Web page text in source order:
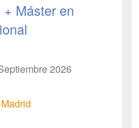
Máster en
2026
Madrid